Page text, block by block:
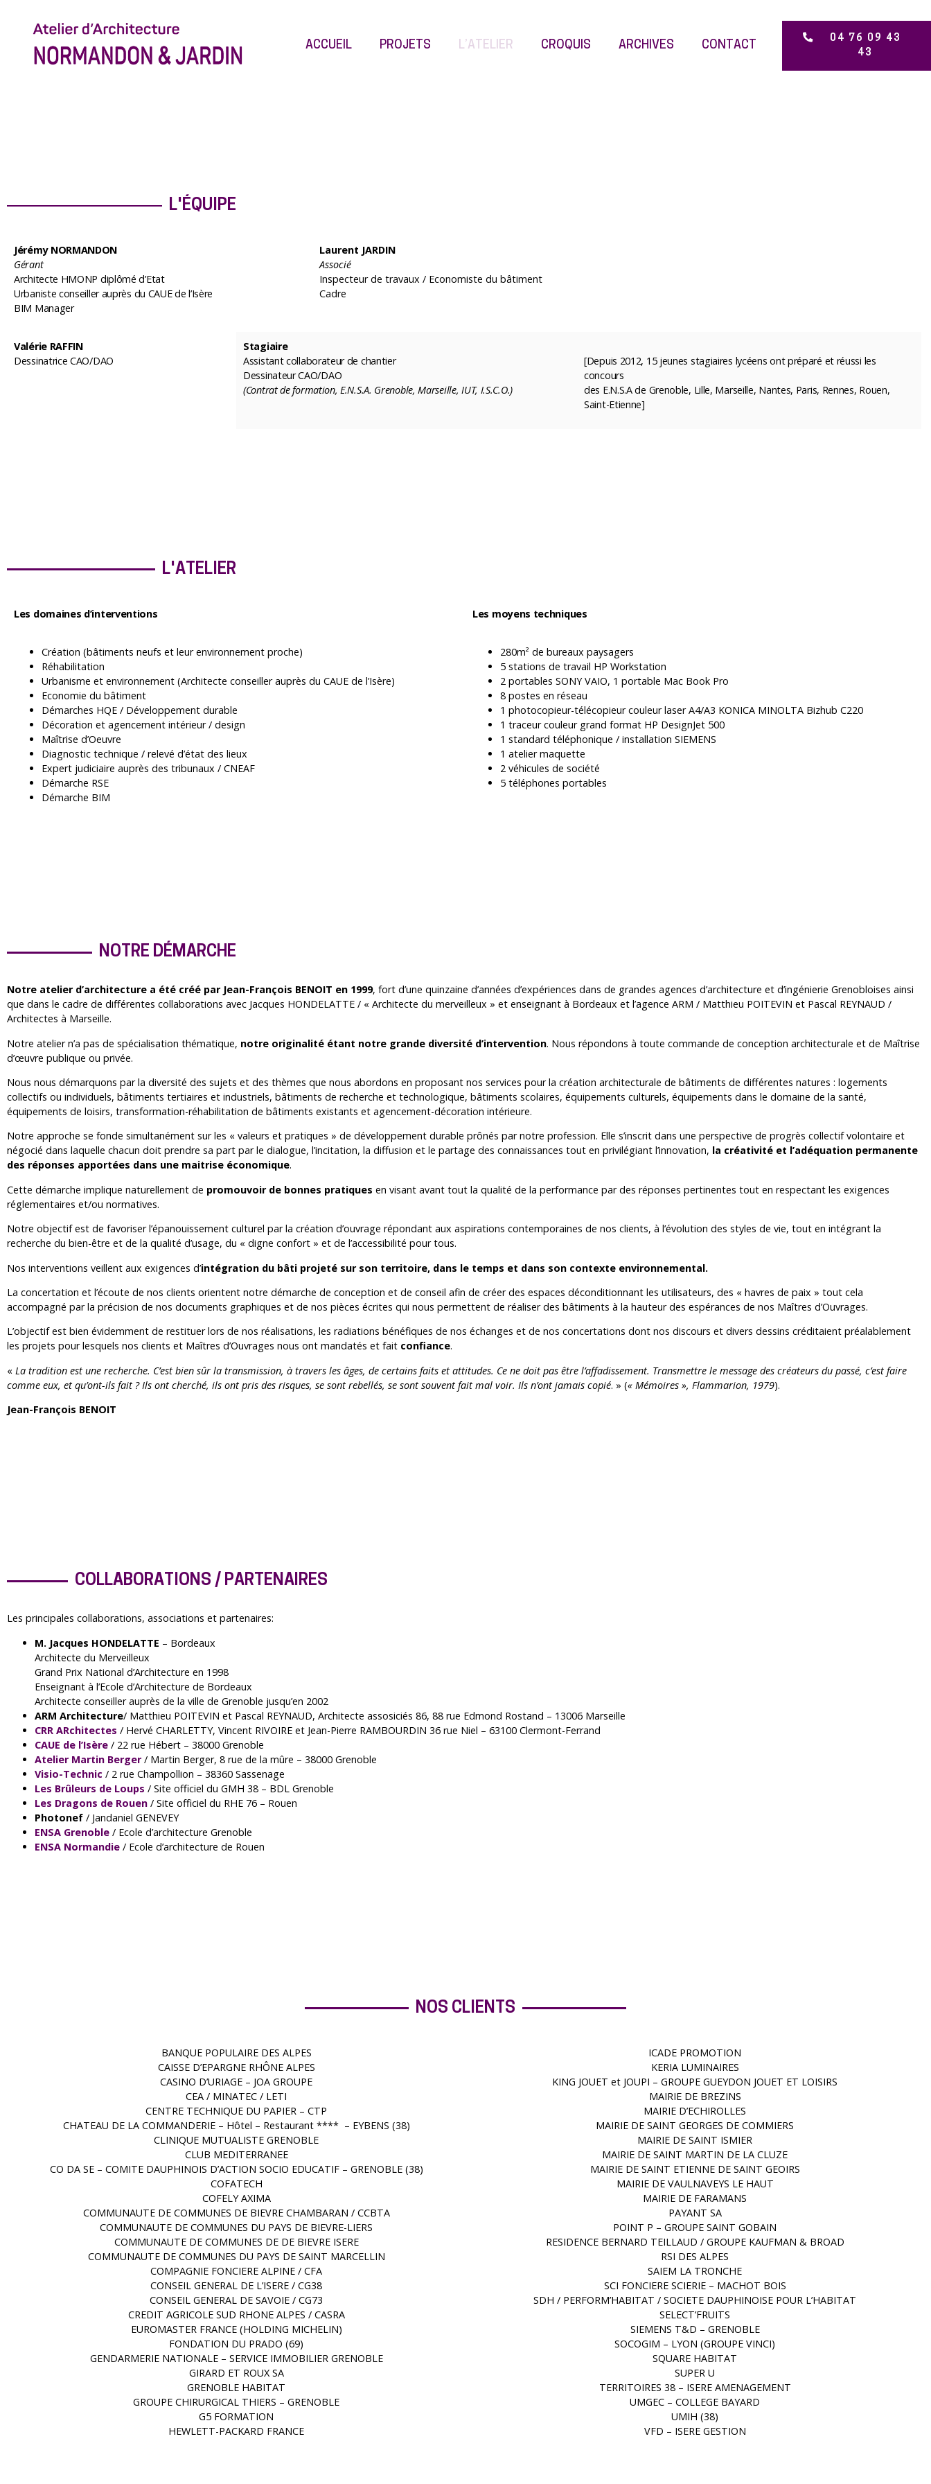
ACCUEIL PROJETS L’ATELIER CROQUIS ARCHIVES CONTACT
04 76 09 43
43
L'ÉQUIPE
Jérémy NORMANDON
Gérant
Architecte HMONP diplômé d’Etat
Urbaniste conseiller auprès du CAUE de l’Isère
BIM Manager
Laurent JARDIN
Associé
Inspecteur de travaux / Economiste du bâtiment
Cadre
Valérie RAFFIN
Dessinatrice CAO/DAO
Stagiaire
Assistant collaborateur de chantier
Dessinateur CAO/DAO
(Contrat de formation, E.N.S.A. Grenoble, Marseille, IUT, I.S.C.O.)
[Depuis 2012, 15 jeunes stagiaires lycéens ont préparé et réussi les
concours
des E.N.S.A de Grenoble, Lille, Marseille, Nantes, Paris, Rennes, Rouen,
Saint-Etienne]
L'ATELIER
Les domaines d’interventions
Création (bâtiments neufs et leur environnement proche)
Réhabilitation
Urbanisme et environnement (Architecte conseiller auprès du CAUE de l’Isère)
Economie du bâtiment
Démarches HQE / Développement durable
Décoration et agencement intérieur / design
Maîtrise d’Oeuvre
Diagnostic technique / relevé d’état des lieux
Expert judiciaire auprès des tribunaux / CNEAF
Démarche RSE
Démarche BIM
Les moyens techniques
280m² de bureaux paysagers
5 stations de travail HP Workstation
2 portables SONY VAIO, 1 portable Mac Book Pro
8 postes en réseau
1 photocopieur-télécopieur couleur laser A4/A3 KONICA MINOLTA Bizhub C220
1 traceur couleur grand format HP DesignJet 500
1 standard téléphonique / installation SIEMENS
1 atelier maquette
2 véhicules de société
5 téléphones portables
NOTRE DÉMARCHE
Notre atelier d’architecture a été créé par Jean-François BENOIT en 1999, fort d’une quinzaine d’années d’expériences dans de grandes agences d’architecture et d’ingénierie Grenobloises ainsi
que dans le cadre de différentes collaborations avec Jacques HONDELATTE / « Architecte du merveilleux » et enseignant à Bordeaux et l’agence ARM / Matthieu POITEVIN et Pascal REYNAUD /
Architectes à Marseille.
Notre atelier n’a pas de spécialisation thématique, notre originalité étant notre grande diversité d’intervention. Nous répondons à toute commande de conception architecturale et de Maîtrise
d’œuvre publique ou privée.
Nous nous démarquons par la diversité des sujets et des thèmes que nous abordons en proposant nos services pour la création architecturale de bâtiments de différentes natures : logements
collectifs ou individuels, bâtiments tertiaires et industriels, bâtiments de recherche et technologique, bâtiments scolaires, équipements culturels, équipements dans le domaine de la santé,
équipements de loisirs, transformation-réhabilitation de bâtiments existants et agencement-décoration intérieure.
Notre approche se fonde simultanément sur les « valeurs et pratiques » de développement durable prônés par notre profession. Elle s’inscrit dans une perspective de progrès collectif volontaire et
négocié dans laquelle chacun doit prendre sa part par le dialogue, l’incitation, la diffusion et le partage des connaissances tout en privilégiant l’innovation, la créativité et l’adéquation permanente
des réponses apportées dans une maitrise économique.
Cette démarche implique naturellement de promouvoir de bonnes pratiques en visant avant tout la qualité de la performance par des réponses pertinentes tout en respectant les exigences
réglementaires et/ou normatives.
Notre objectif est de favoriser l’épanouissement culturel par la création d’ouvrage répondant aux aspirations contemporaines de nos clients, à l’évolution des styles de vie, tout en intégrant la
recherche du bien-être et de la qualité d’usage, du « digne confort » et de l’accessibilité pour tous.
Nos interventions veillent aux exigences d’intégration du bâti projeté sur son territoire, dans le temps et dans son contexte environnemental.
La concertation et l’écoute de nos clients orientent notre démarche de conception et de conseil afin de créer des espaces déconditionnant les utilisateurs, des « havres de paix » tout cela
accompagné par la précision de nos documents graphiques et de nos pièces écrites qui nous permettent de réaliser des bâtiments à la hauteur des espérances de nos Maîtres d’Ouvrages.
L’objectif est bien évidemment de restituer lors de nos réalisations, les radiations bénéfiques de nos échanges et de nos concertations dont nos discours et divers dessins créditaient préalablement
les projets pour lesquels nos clients et Maîtres d’Ouvrages nous ont mandatés et fait confiance.
« La tradition est une recherche. C’est bien sûr la transmission, à travers les âges, de certains faits et attitudes. Ce ne doit pas être l’affadissement. Transmettre le message des créateurs du passé, c’est faire
comme eux, et qu’ont-ils fait ? Ils ont cherché, ils ont pris des risques, se sont rebellés, se sont souvent fait mal voir. Ils n’ont jamais copié. » (« Mémoires », Flammarion, 1979).
Jean-François BENOIT
COLLABORATIONS / PARTENAIRES
Les principales collaborations, associations et partenaires:
M. Jacques HONDELATTE – Bordeaux
Architecte du Merveilleux
Grand Prix National d’Architecture en 1998
Enseignant à l’Ecole d’Architecture de Bordeaux
Architecte conseiller auprès de la ville de Grenoble jusqu’en 2002
ARM Architecture/ Matthieu POITEVIN et Pascal REYNAUD, Architecte assosiciés 86, 88 rue Edmond Rostand – 13006 Marseille
CRR ARchitectes / Hervé CHARLETTY, Vincent RIVOIRE et Jean-Pierre RAMBOURDIN 36 rue Niel – 63100 Clermont-Ferrand
CAUE de l’Isère / 22 rue Hébert – 38000 Grenoble
Atelier Martin Berger/ Martin Berger, 8 rue de la mûre – 38000 Grenoble
Visio-Technic / 2 rue Champollion – 38360 Sassenage
Les Brûleurs de Loups / Site officiel du GMH 38 – BDL Grenoble
Les Dragons de Rouen / Site officiel du RHE 76 – Rouen
Photonef / Jandaniel GENEVEY
ENSA Grenoble / Ecole d’architecture Grenoble
ENSA Normandie / Ecole d’architecture de Rouen
NOS CLIENTS
BANQUE POPULAIRE DES ALPES
CAISSE D’EPARGNE RHÔNE ALPES
CASINO D’URIAGE – JOA GROUPE
CEA / MINATEC / LETI
CENTRE TECHNIQUE DU PAPIER – CTP
CHATEAU DE LA COMMANDERIE – Hôtel – Restaurant **** – EYBENS (38)
CLINIQUE MUTUALISTE GRENOBLE
CLUB MEDITERRANEE
CO DA SE – COMITE DAUPHINOIS D’ACTION SOCIO EDUCATIF – GRENOBLE (38)
COFATECH
COFELY AXIMA
COMMUNAUTE DE COMMUNES DE BIEVRE CHAMBARAN / CCBTA
COMMUNAUTE DE COMMUNES DU PAYS DE BIEVRE-LIERS
COMMUNAUTE DE COMMUNES DE DE BIEVRE ISERE
COMMUNAUTE DE COMMUNES DU PAYS DE SAINT MARCELLIN
COMPAGNIE FONCIERE ALPINE / CFA
CONSEIL GENERAL DE L’ISERE / CG38
CONSEIL GENERAL DE SAVOIE / CG73
CREDIT AGRICOLE SUD RHONE ALPES / CASRA
EUROMASTER FRANCE (HOLDING MICHELIN)
FONDATION DU PRADO (69)
GENDARMERIE NATIONALE – SERVICE IMMOBILIER GRENOBLE
GIRARD ET ROUX SA
GRENOBLE HABITAT
GROUPE CHIRURGICAL THIERS – GRENOBLE
G5 FORMATION
HEWLETT-PACKARD FRANCE
ICADE PROMOTION
KERIA LUMINAIRES
KING JOUET et JOUPI – GROUPE GUEYDON JOUET ET LOISIRS
MAIRIE DE BREZINS
MAIRIE D’ECHIROLLES
MAIRIE DE SAINT GEORGES DE COMMIERS
MAIRIE DE SAINT ISMIER
MAIRIE DE SAINT MARTIN DE LA CLUZE
MAIRIE DE SAINT ETIENNE DE SAINT GEOIRS
MAIRIE DE VAULNAVEYS LE HAUT
MAIRIE DE FARAMANS
PAYANT SA
POINT P – GROUPE SAINT GOBAIN
RESIDENCE BERNARD TEILLAUD / GROUPE KAUFMAN & BROAD
RSI DES ALPES
SAIEM LA TRONCHE
SCI FONCIERE SCIERIE – MACHOT BOIS
SDH / PERFORM’HABITAT / SOCIETE DAUPHINOISE POUR L’HABITAT
SELECT’FRUITS
SIEMENS T&D – GRENOBLE
SOCOGIM – LYON (GROUPE VINCI)
SQUARE HABITAT
SUPER U
TERRITOIRES 38 – ISERE AMENAGEMENT
UMGEC – COLLEGE BAYARD
UMIH (38)
VFD – ISERE GESTION